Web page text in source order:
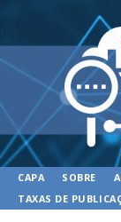
CAPA SOBRE
TAXAS DE